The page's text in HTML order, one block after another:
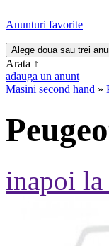
Anunturi favorite
Arata ↑
adauga un anunt
Masini second hand »
inapoi la